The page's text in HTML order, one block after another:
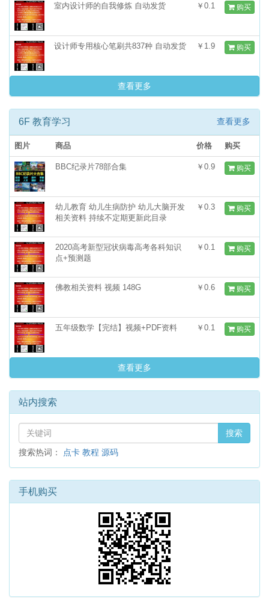
室内设计师的自我修炼 自动发货 ￥0.1 购买
设计师专用核心笔刷共837种 自动发货 ￥1.9 购买
查看更多
6F 教育学习 查看更多
图片 商品 价格 购买
BBC纪录片78部合集 ￥0.9 购买
幼儿教育 幼儿生病防护 幼儿大脑开发
相关资料 持续不定期更新此目录
￥0.3 购买
2020高考新型冠状病毒高考各科知识
点+预测题
￥0.1 购买
佛教相关资料 视频 148G ￥0.6 购买
五年级数学【完结】视频+PDF资料 ￥0.1 购买
查看更多
站内搜索
搜索
搜索热词：
点卡 教程 源码
手机购买